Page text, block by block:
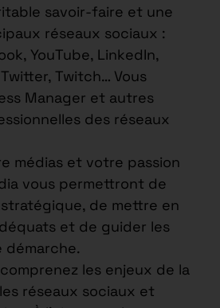
savoir-faire et une
réseaux sociaux :
YouTube, LinkedIn,
Twitch… Vous
Manager et autres
des réseaux
médias et votre passion
vous permettront de
de mettre en
et de guider les
les enjeux de la
réseaux sociaux et